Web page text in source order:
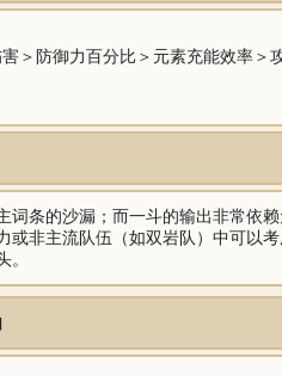
＞防御力百分比＞元素充能效率＞
条的沙漏；而一斗的输出非常依
非主流队伍（如双岩队）中可以考